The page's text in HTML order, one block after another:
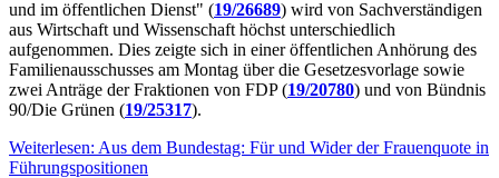
und im öffentlichen Dienst" (19/26689) wird von Sachverständigen
aus Wirtschaft und Wissenschaft höchst unterschiedlich
aufgenommen. Dies zeigte sich in einer öffentlichen Anhörung des
Familienausschusses am Montag über die Gesetzesvorlage sowie
zwei Anträge der Fraktionen von FDP (19/20780) und von Bündnis
90/Die Grünen (19/25317).
Weiterlesen: Aus dem Bundestag: Für und Wider der Frauenquote in
Führungspositionen